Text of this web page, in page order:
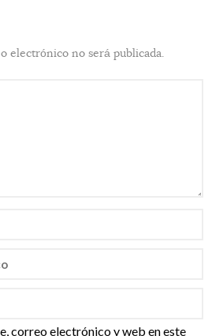
electrónico no será publicada.
correo electrónico y web en este